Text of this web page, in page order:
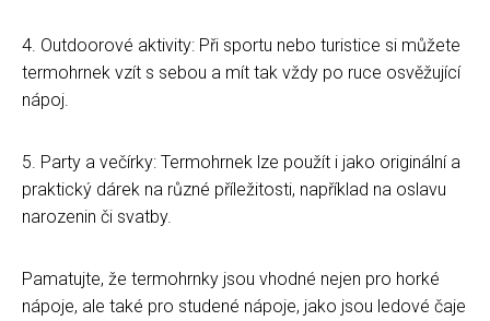
4. Outdoorové aktivity: Při sportu nebo turistice si můžete
termohrnek vzít s sebou a mít tak vždy po ruce osvěžující
nápoj.
5. Party a večírky: Termohrnek lze použít i jako originální a
praktický dárek na různé příležitosti, například na oslavu
narozenin či svatby.
Pamatujte, že termohrnky jsou vhodné nejen pro horké
nápoje, ale také pro studené nápoje, jako jsou ledové čaje